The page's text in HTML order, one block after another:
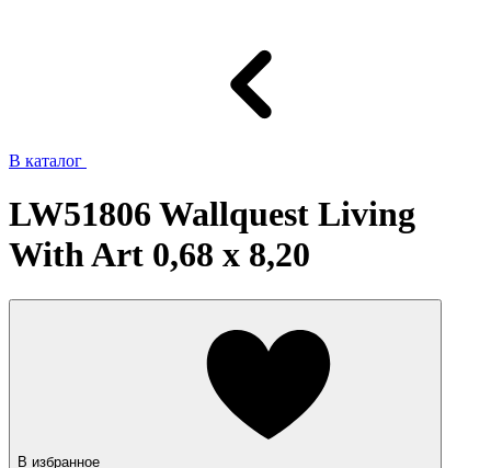
В каталог
LW51806 Wallquest Living
With Art 0,68 x 8,20
В избранное